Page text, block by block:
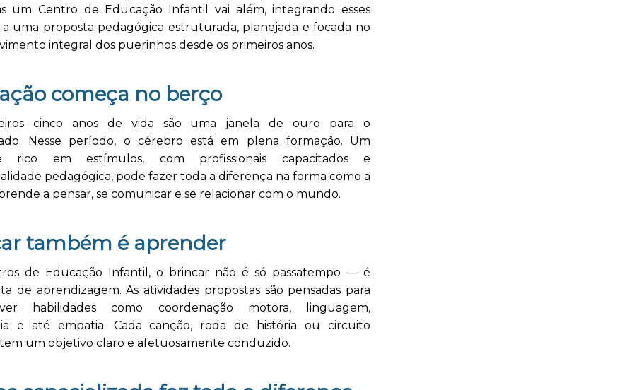
um Centro de Educação Infantil vai além, integrando esses
a uma proposta pedagógica estruturada, planejada e focada no
integral dos puerinhos desde os primeiros anos.
começa no berço
cinco anos de vida são uma janela de ouro para o
Nesse período, o cérebro está em plena formação. Um
rico em estímulos, com profissionais capacitados e
pedagógica, pode fazer toda a diferença na forma como a
a pensar, se comunicar e se relacionar com o mundo.
também é aprender
de Educação Infantil, o brincar não é só passatempo — é
de aprendizagem. As atividades propostas são pensadas para
habilidades como coordenação motora, linguagem,
e até empatia. Cada canção, roda de história ou circuito
um objetivo claro e afetuosamente conduzido.